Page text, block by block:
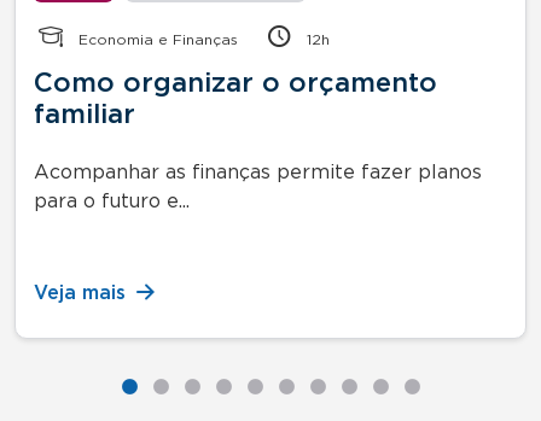
Economia e Finanças 12h
Como organizar o orçamento
familiar
Acompanhar as finanças permite fazer planos
para o futuro e...
Veja mais